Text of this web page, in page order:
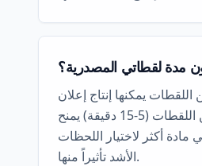
مدة لقطاتي المصدرية؟
من اللقطات يمكنها إنتاج إعلان
رائع. المزيد من اللقطات (5-15 دقيقة) يمنح
مادة أكثر لاختيار اللحظات
الأشد تأثيراً منها.